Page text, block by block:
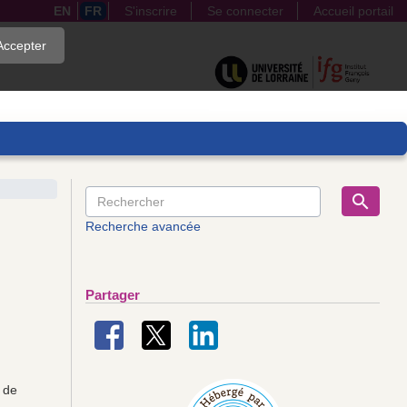
EN FR S'inscrire Se connecter Accueil portail
de
Recherche avancée
Partager